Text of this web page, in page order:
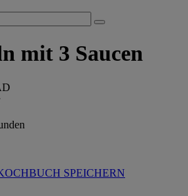
mit 3 Saucen
SPEICHERN